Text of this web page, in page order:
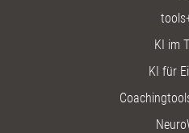
KI im
KI für